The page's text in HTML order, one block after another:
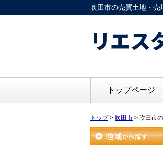
吹田市の売買土地・
リエス
トップページ
トップ> 吹田市 > 吹田市